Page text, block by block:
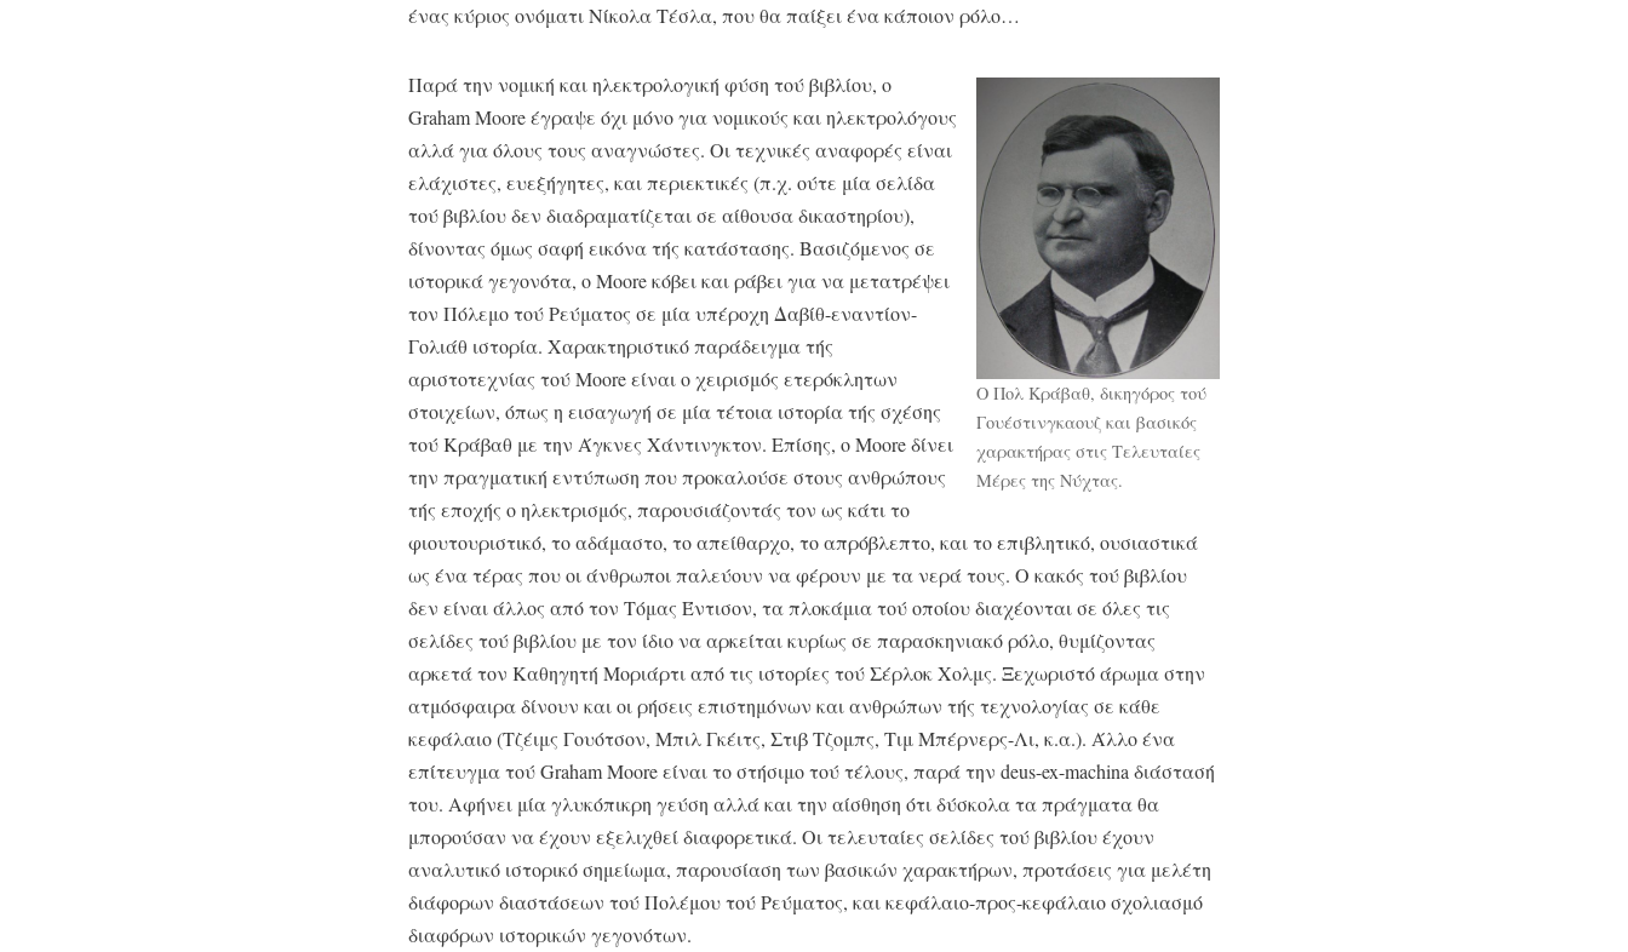
ένας κύριος ονόματι Νίκολα Τέσλα, που θα παίξει ένα κάποιον ρόλο…
Ο Πολ Κράβαθ, δικηγόρος τού
Γουέστινγκαουζ και βασικός
χαρακτήρας στις Τελευταίες
Μέρες της Νύχτας.
Παρά την νομική και ηλεκτρολογική φύση τού βιβλίου, ο
Graham Moore έγραψε όχι μόνο για νομικούς και ηλεκτρολόγους
αλλά για όλους τους αναγνώστες. Οι τεχνικές αναφορές είναι
ελάχιστες, ευεξήγητες, και περιεκτικές (π.χ. ούτε μία σελίδα
τού βιβλίου δεν διαδραματίζεται σε αίθουσα δικαστηρίου),
δίνοντας όμως σαφή εικόνα τής κατάστασης. Βασιζόμενος σε
ιστορικά γεγονότα, ο Moore κόβει και ράβει για να μετατρέψει
τον Πόλεμο τού Ρεύματος σε μία υπέροχη Δαβίθ-εναντίον-
Γολιάθ ιστορία. Χαρακτηριστικό παράδειγμα τής
αριστοτεχνίας τού Moore είναι ο χειρισμός ετερόκλητων
στοιχείων, όπως η εισαγωγή σε μία τέτοια ιστορία τής σχέσης
τού Κράβαθ με την Άγκνες Χάντινγκτον. Επίσης, ο Moore δίνει
την πραγματική εντύπωση που προκαλούσε στους ανθρώπους
τής εποχής ο ηλεκτρισμός, παρουσιάζοντάς τον ως κάτι το
φιουτουριστικό, το αδάμαστο, το απείθαρχο, το απρόβλεπτο, και το επιβλητικό, ουσιαστικά
ως ένα τέρας που οι άνθρωποι παλεύουν να φέρουν με τα νερά τους. Ο κακός τού βιβλίου
δεν είναι άλλος από τον Τόμας Έντισον, τα πλοκάμια τού οποίου διαχέονται σε όλες τις
σελίδες τού βιβλίου με τον ίδιο να αρκείται κυρίως σε παρασκηνιακό ρόλο, θυμίζοντας
αρκετά τον Καθηγητή Μοριάρτι από τις ιστορίες τού Σέρλοκ Χολμς. Ξεχωριστό άρωμα στην
ατμόσφαιρα δίνουν και οι ρήσεις επιστημόνων και ανθρώπων τής τεχνολογίας σε κάθε
κεφάλαιο (Τζέιμς Γουότσον, Μπιλ Γκέιτς, Στιβ Τζομπς, Τιμ Μπέρνερς-Λι, κ.α.). Άλλο ένα
επίτευγμα τού Graham Moore είναι το στήσιμο τού τέλους, παρά την deus-ex-machina διάστασή
του. Αφήνει μία γλυκόπικρη γεύση αλλά και την αίσθηση ότι δύσκολα τα πράγματα θα
μπορούσαν να έχουν εξελιχθεί διαφορετικά. Οι τελευταίες σελίδες τού βιβλίου έχουν
αναλυτικό ιστορικό σημείωμα, παρουσίαση των βασικών χαρακτήρων, προτάσεις για μελέτη
διάφορων διαστάσεων τού Πολέμου τού Ρεύματος, και κεφάλαιο-προς-κεφάλαιο σχολιασμό
διαφόρων ιστορικών γεγονότων.